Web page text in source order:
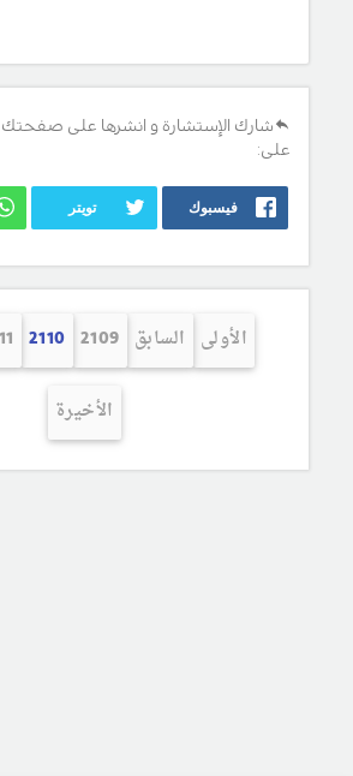
شارك الإستشارة و انشرها على صفحتك
على:
فيسبوك تويتر
الأولى السابق 2109
2110
الأخيرة